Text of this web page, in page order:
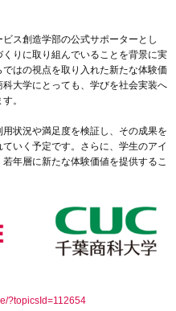
ス創造学部の公式サポーターとし
りに取り組んでいることを背景に実
はの視点を取り入れた新たな体験価
大学にとっても、学びを社会実装へ
。
状況や満足度を検証し、その成果を
いく予定です。さらに、学生のアイ
年層に新たな体験価値を提供するこ
?topicsId=112654